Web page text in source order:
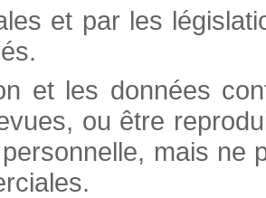
et par les
et les données
ou être
mais ne